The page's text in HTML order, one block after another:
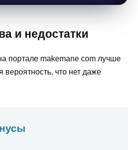
и недостатки
портале makemane com лучше
вероятность, что нет даже